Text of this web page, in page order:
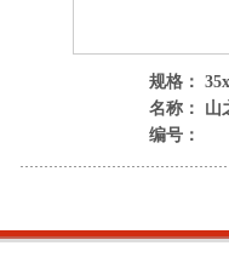
规格：
名称： 山
编号：